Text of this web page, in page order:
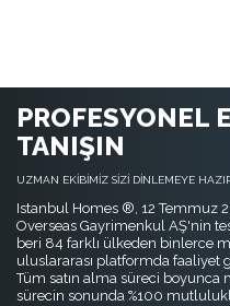
PROFESYONEL
TANIŞIN
UZMAN EKİBİMİZ SİZİ DİNLEMEYE
Istanbul Homes ®, 12 Temmuz
Overseas Gayrimenkul AŞ'nin
beri 84 farklı ülkeden binlerce
uluslararası platformda faaliyet
Tüm satın alma süreci boyunca
sürecin sonunda %100